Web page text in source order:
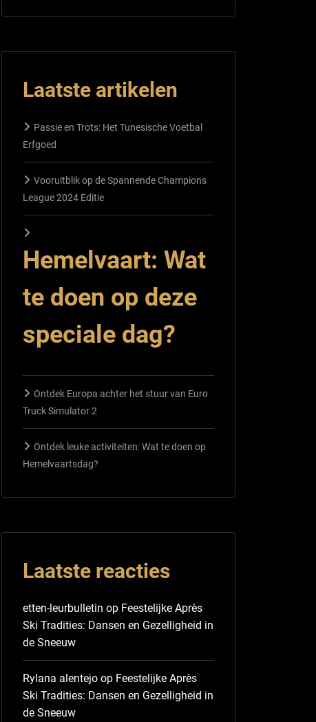
Laatste artikelen
Passie en Trots: Het Tunesische Voetbal
Erfgoed
Vooruitblik op de Spannende Champions
League 2024 Editie
Hemelvaart: Wat
te doen op deze
speciale dag?
Ontdek Europa achter het stuur van Euro
Truck Simulator 2
Ontdek leuke activiteiten: Wat te doen op
Hemelvaartsdag?
Laatste reacties
etten-leurbulletin op Feestelijke Après
Ski Tradities: Dansen en Gezelligheid in
de Sneeuw
Rylana alentejo op Feestelijke Après
Ski Tradities: Dansen en Gezelligheid in
de Sneeuw